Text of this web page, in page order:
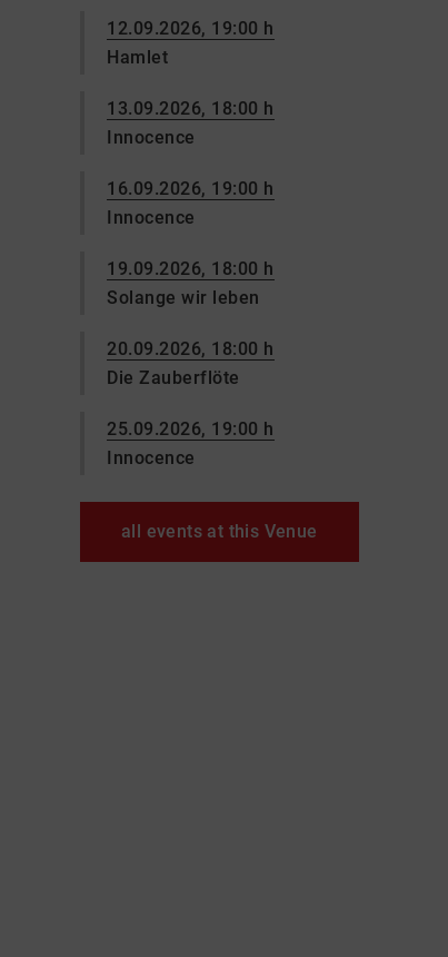
12.09.2026, 19:00 h
Hamlet
13.09.2026, 18:00 h
Innocence
16.09.2026, 19:00 h
Innocence
19.09.2026, 18:00 h
Solange wir leben
20.09.2026, 18:00 h
Die Zauberflöte
25.09.2026, 19:00 h
Innocence
all events at this Venue